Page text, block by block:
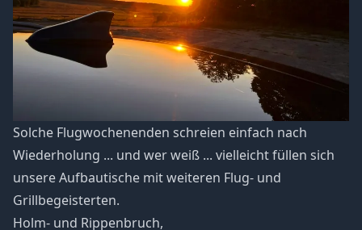
Solche Flugwochenenden schreien einfach nach
Wiederholung ... und wer weiß ... vielleicht füllen sich
unsere Aufbautische mit weiteren Flug- und
Grillbegeisterten.
Holm- und Rippenbruch,